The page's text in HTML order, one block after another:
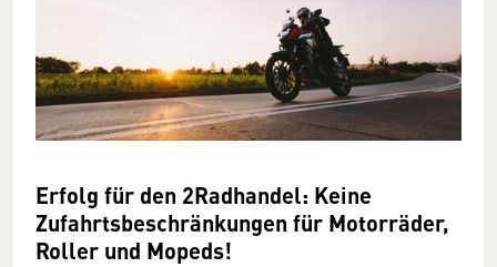
Erfolg für den 2Radhandel: Keine
Zufahrtsbeschränkungen für Motorräder,
Roller und Mopeds!